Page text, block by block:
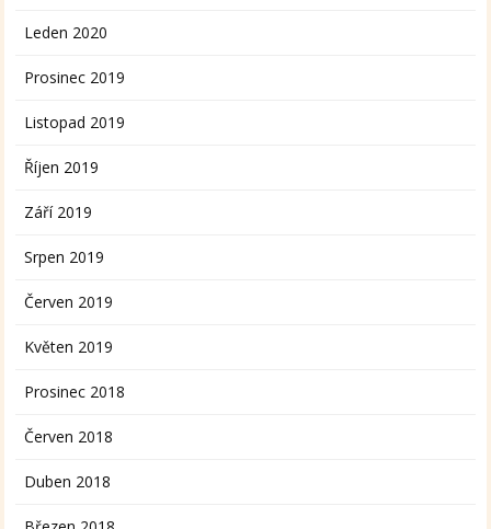
Leden 2020
Prosinec 2019
Listopad 2019
Říjen 2019
Září 2019
Srpen 2019
Červen 2019
Květen 2019
Prosinec 2018
Červen 2018
Duben 2018